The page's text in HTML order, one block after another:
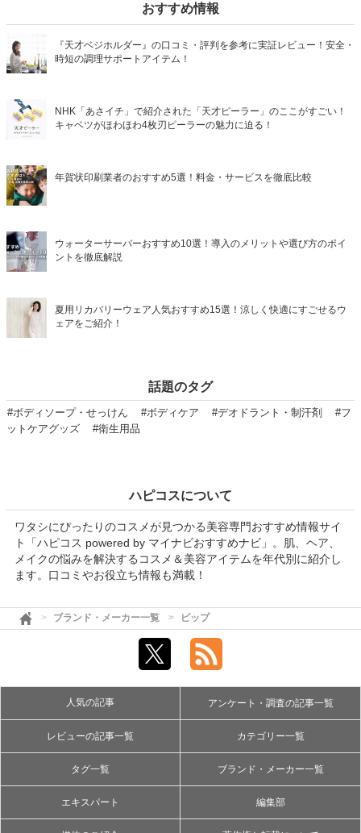
おすすめ情報
『天才ベジホルダー』の口コミ・評判を参考に実証レビュー！安全・
時短の調理サポートアイテム！
NHK「あさイチ」で紹介された「天才ピーラー」のここがすごい！
キャベツがほわほわ4枚刃ピーラーの魅力に迫る！
年賀状印刷業者のおすすめ5選！料金・サービスを徹底比較
ウォーターサーバーおすすめ10選！導入のメリットや選び方のポイ
ントを徹底解説
夏用リカバリーウェア人気おすすめ15選！涼しく快適にすごせるウ
ェアをご紹介！
話題のタグ
#ボディソープ・せっけん #ボディケア #デオドラント・制汗剤
#フ
ットケアグッズ
#衛生用品
ハピコスについて
ワタシにぴったりのコスメが見つかる美容専門おすすめ情報サイ
ト「ハピコス powered by マイナビおすすめナビ」。肌、ヘア、
メイクの悩みを解決するコスメ＆美容アイテムを年代別に紹介し
ます。口コミやお役立ち情報も満載！
ブランド・メーカー一覧 ピップ
人気の記事 アンケート・調査の記事一覧
レビューの記事一覧 カテゴリー一覧
タグ一覧 ブランド・メーカー一覧
エキスパート 編集部